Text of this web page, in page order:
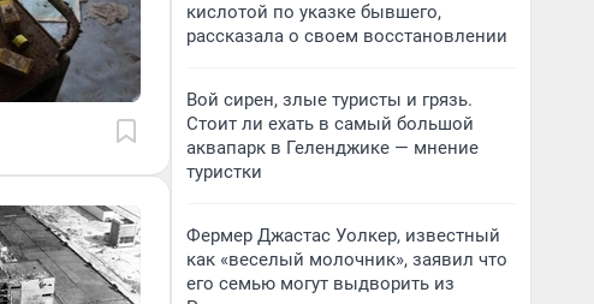
кислотой по указке бывшего,
рассказала о своем восстановлении
Вой сирен, злые туристы и грязь.
Стоит ли ехать в самый большой
аквапарк в Геленджике — мнение
туристки
Фермер Джастас Уолкер, известный
как «веселый молочник», заявил что
его семью могут выдворить из